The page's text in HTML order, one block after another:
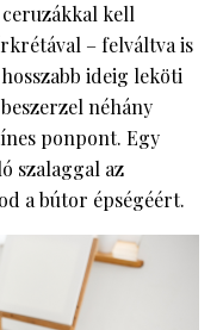
ceruzákkal kell
– felváltva is
ideig leköti
néhány
ponpont. Egy
szalaggal az
a bútor épségéért.